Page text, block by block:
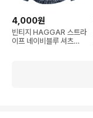
4,000원
빈티지 HAGGAR 스트라
이프 네이비블루 셔츠